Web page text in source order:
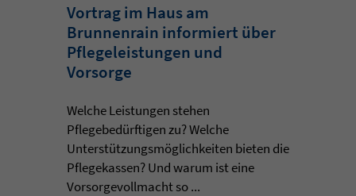
Vortrag im Haus am
Brunnenrain informiert über
Pflegeleistungen und
Vorsorge
Welche Leistungen stehen
Pflegebedürftigen zu? Welche
Unterstützungsmöglichkeiten bieten die
Pflegekassen? Und warum ist eine
Vorsorgevollmacht so ...